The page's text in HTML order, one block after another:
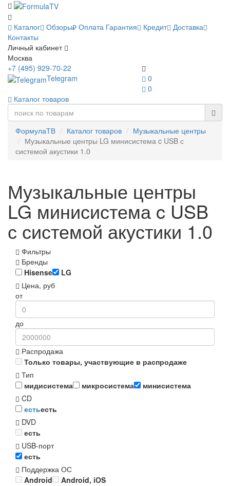
Каталог Обзоры Оплата Гарантия Кредит Доставка
Контакты
Личный кабинет
Москва
0
0
+7 (495) 929-70-22
Telegram
Каталог товаров
ФормулаТВ Каталог товаров
Музыкальные центры
Музыкальные центры LG минисистема c USB с
системой акустики 1.0
Музыкальные центры
LG минисистема c USB
с системой акустики 1.0
Фильтры
Бренды
Hisense
LG
Цена, руб
от
до
Распродажа
Только товары, участвующие в распродаже
Тип
мидисистема
микросистема
минисистема
CD
естьесть
DVD
есть
USB-порт
есть
Поддержка ОС
Android
Android, iOS